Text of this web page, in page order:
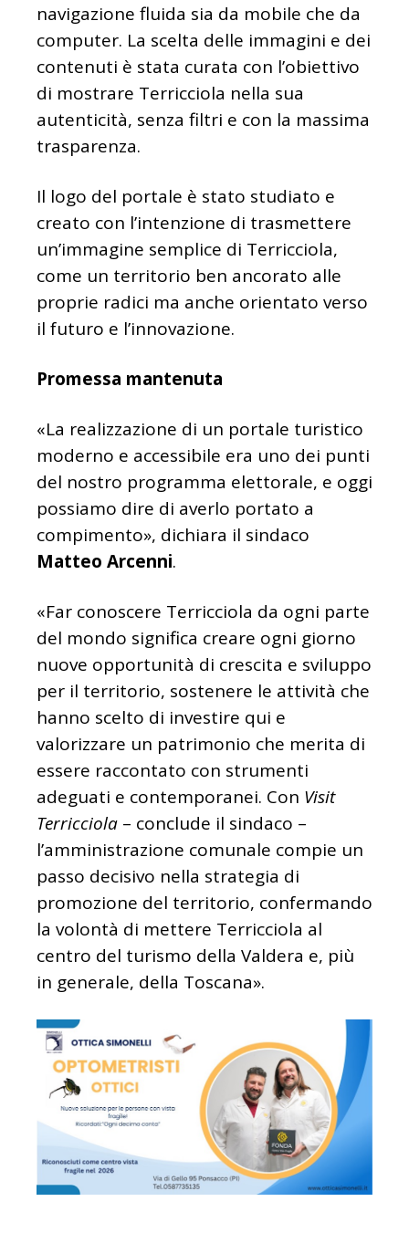
navigazione fluida sia da mobile che da
computer. La scelta delle immagini e dei
contenuti è stata curata con l’obiettivo
di mostrare Terricciola nella sua
autenticità, senza filtri e con la massima
trasparenza.
Il logo del portale è stato studiato e
creato con l’intenzione di trasmettere
un’immagine semplice di Terricciola,
come un territorio ben ancorato alle
proprie radici ma anche orientato verso
il futuro e l’innovazione.
Promessa mantenuta
«La realizzazione di un portale turistico
moderno e accessibile era uno dei punti
del nostro programma elettorale, e oggi
possiamo dire di averlo portato a
compimento», dichiara il sindaco
Matteo Arcenni.
«Far conoscere Terricciola da ogni parte
del mondo significa creare ogni giorno
nuove opportunità di crescita e sviluppo
per il territorio, sostenere le attività che
hanno scelto di investire qui e
valorizzare un patrimonio che merita di
essere raccontato con strumenti
adeguati e contemporanei. Con Visit
Terricciola – conclude il sindaco –
l’amministrazione comunale compie un
passo decisivo nella strategia di
promozione del territorio, confermando
la volontà di mettere Terricciola al
centro del turismo della Valdera e, più
in generale, della Toscana».